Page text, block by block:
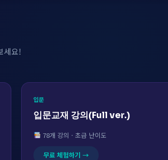
세요!
입문
입문교재 강의(Full ver.)
78개 강의 · 초급 난이도
무료 체험하기 →